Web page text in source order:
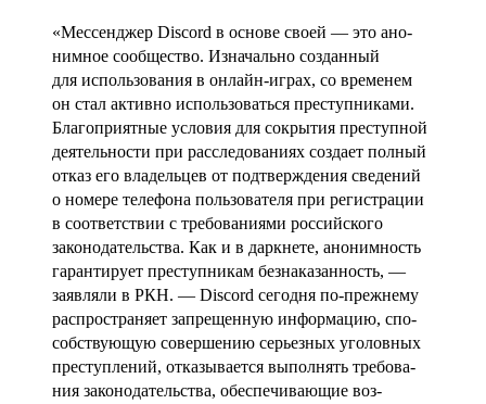
«Мес­сен­джер Discord в осно­ве сво­ей — это ано­
ним­ное сооб­щес­тво. Изна­чаль­но соз­данный
для исполь­зования в онлайн‑играх, со вре­менем
он стал активно исполь­зовать­ся прес­тупни­ками.
Бла­гоп­рият­ные усло­вия для сок­рытия прес­тупной
деятель­нос­ти при рас­сле­дова­ниях соз­дает пол­ный
отказ его вла­дель­цев от под­твержде­ния све­дений
о номере телефо­на поль­зовате­ля при регис­тра­ции
в соот­ветс­твии с тре­бова­ниями рос­сий­ско­го
законо­датель­ства. Как и в дар­кне­те, ано­ним­ность
гаран­тиру­ет прес­тупни­кам без­наказан­ность, —
заяв­ляли в РКН. — Discord сегод­ня по‑преж­нему
рас­простра­няет зап­рещен­ную информа­цию, спо­
собс­тву­ющую совер­шению серь­езных уго­лов­ных
прес­тупле­ний, отка­зыва­ется выпол­нять тре­бова­
ния законо­датель­ства, обес­печива­ющие воз­